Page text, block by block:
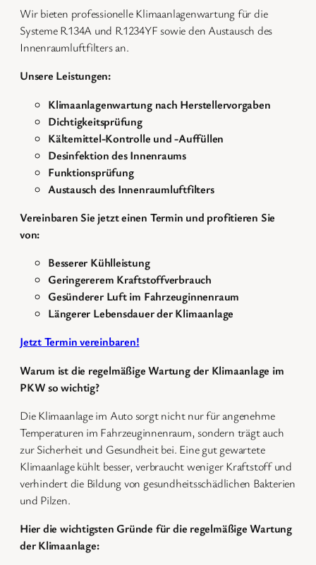
Wir bieten professionelle Klimaanlagenwartung für die
Systeme R134A und R1234YF sowie den Austausch des
Innenraumluftfilters an.
Unsere Leistungen:
Klimaanlagenwartung nach Herstellervorgaben
Dichtigkeitsprüfung
Kältemittel-Kontrolle und -Auffüllen
Desinfektion des Innenraums
Funktionsprüfung
Austausch des Innenraumluftfilters
Vereinbaren Sie jetzt einen Termin und profitieren Sie
von:
Besserer Kühlleistung
Geringererem Kraftstoffverbrauch
Gesünderer Luft im Fahrzeuginnenraum
Längerer Lebensdauer der Klimaanlage
Jetzt Termin vereinbaren!
Warum ist die regelmäßige Wartung der Klimaanlage im
PKW so wichtig?
Die Klimaanlage im Auto sorgt nicht nur für angenehme
Temperaturen im Fahrzeuginnenraum, sondern trägt auch
zur Sicherheit und Gesundheit bei. Eine gut gewartete
Klimaanlage kühlt besser, verbraucht weniger Kraftstoff und
verhindert die Bildung von gesundheitsschädlichen Bakterien
und Pilzen.
Hier die wichtigsten Gründe für die regelmäßige Wartung
der Klimaanlage: